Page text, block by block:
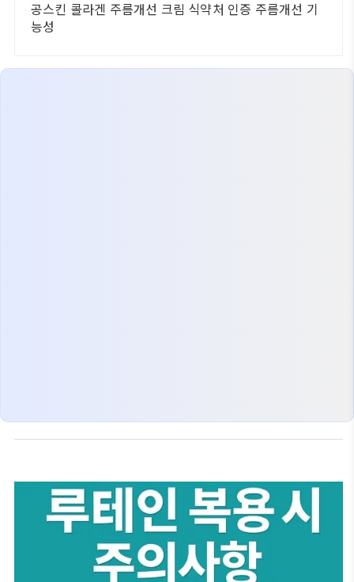
공스킨 콜라겐 주름개선 크림 식약처 인증 주름개선 기
능성